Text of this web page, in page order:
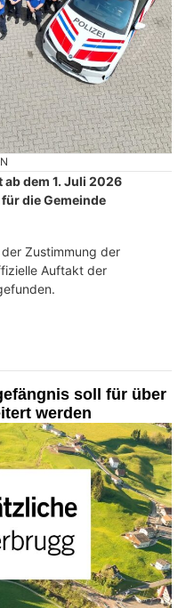
dem 1. Juli 2026
die Gemeinde
Zustimmung der
Auftakt der
soll für über
werden